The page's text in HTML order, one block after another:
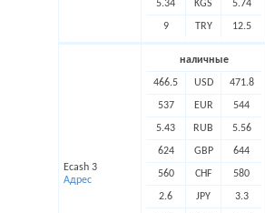
5.34 KGS 5.74
9 TRY 12.5
Ecash 3
Адрес
наличные
466.5 USD 471.8
537 EUR 544
5.43 RUB 5.56
624 GBP 644
560 CHF 580
2.6 JPY 3.3